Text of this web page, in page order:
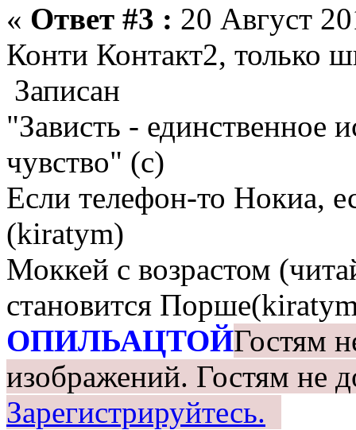
« Ответ #3 : 20 Август
Конти Контакт2, только
Записан
"Зависть - единственное
чувство" (с)
Если телефон-то Нокиа,
(kiratym)
Моккей с возрастом
становится
ОПИЛЬАЦТОЙГостям
изображений. Гостям не
Зарегистрируйтесь.